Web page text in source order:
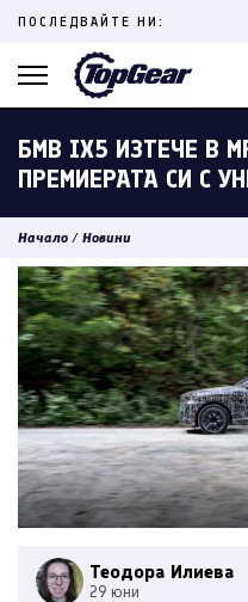
Skip
content
ПОСЛЕДВАЙТЕ НИ:
БМВ IX5 ИЗТЕЧЕ В
ПРЕМИЕРАТА СИ С
Начало / Новини
Теодора Илиева
29 юни